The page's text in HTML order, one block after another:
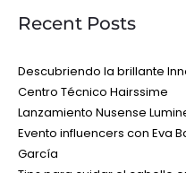
Recent Posts
Descubriendo la brillante
Centro Técnico Hairssime
Lanzamiento Nusense
Evento influencers con Eva
García